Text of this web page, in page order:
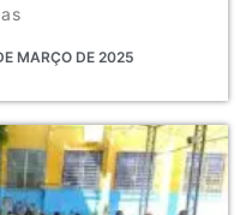
MARÇO DE 2025